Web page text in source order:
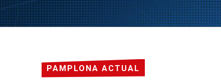
PAMPLONA ACTUAL